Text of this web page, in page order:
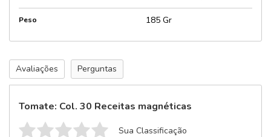
Peso 185 Gr
Avaliações Perguntas
Tomate: Col. 30 Receitas magnéticas
Sua Classificação